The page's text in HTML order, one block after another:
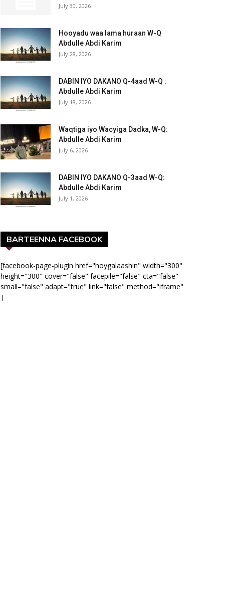
July 30, 2026
Hooyadu waa lama huraan W-Q
Abdulle Abdi Karim
July 28, 2026
DABIN IYO DAKANO Q-4aad W-Q :
Abdulle Abdi Karim
July 18, 2026
Waqtiga iyo Wacyiga Dadka, W-Q:
Abdulle Abdi Karim
July 6, 2026
DABIN IYO DAKANO Q-3aad W-Q:
Abdulle Abdi Karim
July 1, 2026
BARTEENNA FACEBOOK
[facebook-page-plugin href="hoygalaashin" width="300"
height="300" cover="false" facepile="false" cta="false"
small="false" adapt="true" link="false" method="iframe"
]